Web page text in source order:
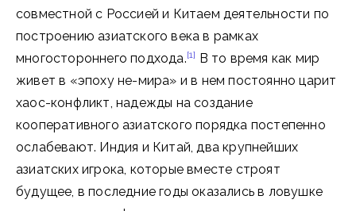
совместной с Россией и Китаем деятельности по
построению азиатского века в рамках
многостороннего подхода.[1] В то время как мир
живет в «эпоху не-мира» и в нем постоянно царит
хаос-конфликт, надежды на создание
кооперативного азиатского порядка постепенно
ослабевают. Индия и Китай, два крупнейших
азиатских игрока, которые вместе строят
будущее, в последние годы оказались в ловушке